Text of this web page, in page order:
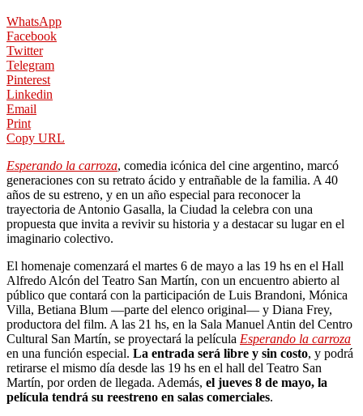
WhatsApp
Facebook
Twitter
Telegram
Pinterest
Linkedin
Email
Print
Copy URL
Esperando la carroza, comedia icónica del cine argentino, marcó
generaciones con su retrato ácido y entrañable de la familia. A 40
años de su estreno, y en un año especial para reconocer la
trayectoria de Antonio Gasalla, la Ciudad la celebra con una
propuesta que invita a revivir su historia y a destacar su lugar en el
imaginario colectivo.
El homenaje comenzará el martes 6 de mayo a las 19 hs en el Hall
Alfredo Alcón del Teatro San Martín, con un encuentro abierto al
público que contará con la participación de Luis Brandoni, Mónica
Villa, Betiana Blum —parte del elenco original— y Diana Frey,
productora del film. A las 21 hs, en la Sala Manuel Antin del Centro
Cultural San Martín, se proyectará la película Esperando la carroza
en una función especial. La entrada será libre y sin costo, y podrá
retirarse el mismo día desde las 19 hs en el hall del Teatro San
Martín, por orden de llegada. Además, el jueves 8 de mayo, la
película tendrá su reestreno en salas comerciales.